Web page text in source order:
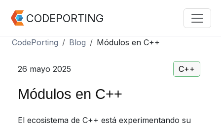
CODEPORTING
CodePorting Blog Módulos en C++
26 mayo 2025 C++
Módulos en C++
El ecosistema de C++ está experimentando su